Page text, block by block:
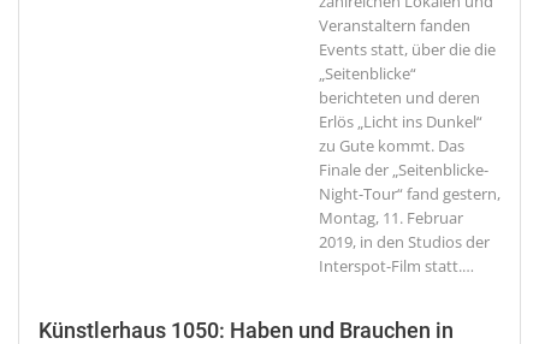
Veranstaltern fanden
Events statt, über die die
„Seitenblicke“
berichteten und deren
Erlös „Licht ins Dunkel“
zu Gute kommt. Das
Finale der „Seitenblicke-
Night-Tour“ fand gestern,
Montag, 11. Februar
2019, in den Studios der
Interspot-Film statt.…
Künstlerhaus 1050: Haben und Brauchen in